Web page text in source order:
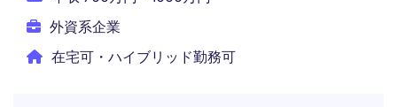
外資系企業
在宅可・ハイブリッド勤務可